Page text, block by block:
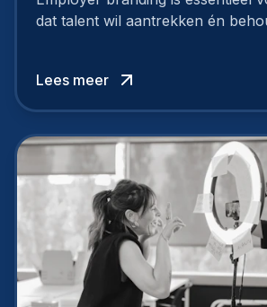
dat talent wil aantrekken én behouden.
niet van vandaag op morgen. Hoe
aan, starten met employer
Lees meer